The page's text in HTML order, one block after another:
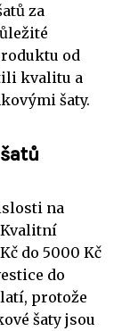
za
od
kvalitu a
šaty.
na
Kvalitní
do 5000 Kč
do
protože
šaty jsou